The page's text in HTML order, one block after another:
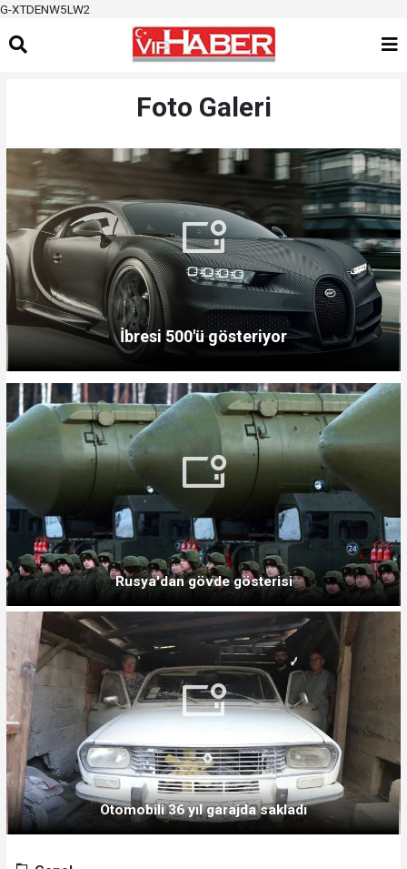
G-XTDENW5LW2
Foto Galeri
İbresi 500'ü gösteriyor
Rusya'dan gövde gösterisi
Otomobili 36 yıl garajda sakladı